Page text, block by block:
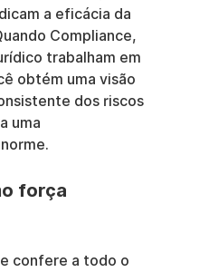
a eficácia da
Compliance,
trabalham em
obtém uma visão
dos riscos
uma
força
confere a todo o